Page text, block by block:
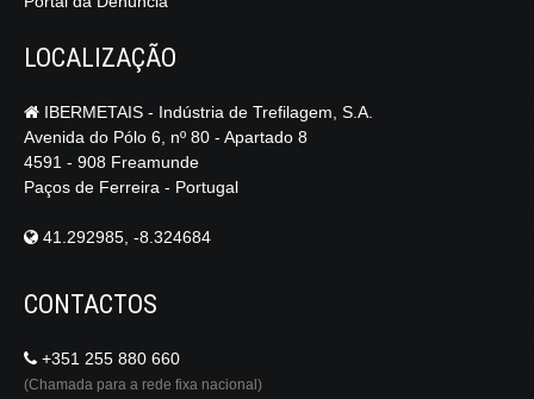
LOCALIZAÇÃO
IBERMETAIS - Indústria de Trefilagem, S.A.
Avenida do Pólo 6, nº 80 - Apartado 8
4591 - 908 Freamunde
Paços de Ferreira - Portugal
41.292985, -8.324684
CONTACTOS
+351 255 880 660
(Chamada para a rede fixa nacional)